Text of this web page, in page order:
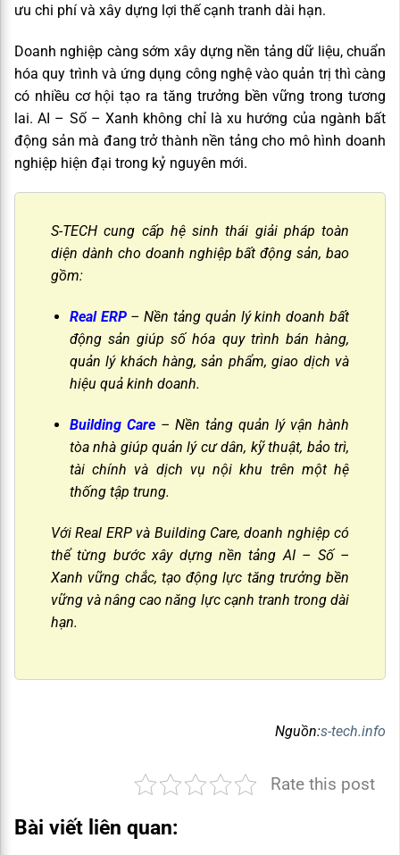
ưu chi phí và xây dựng lợi thế cạnh tranh dài hạn.
Doanh nghiệp càng sớm xây dựng nền tảng dữ liệu, chuẩn
hóa quy trình và ứng dụng công nghệ vào quản trị thì càng
có nhiều cơ hội tạo ra tăng trưởng bền vững trong tương
lai. AI – Số – Xanh không chỉ là xu hướng của ngành bất
động sản mà đang trở thành nền tảng cho mô hình doanh
nghiệp hiện đại trong kỷ nguyên mới.
S-TECH cung cấp hệ sinh thái giải pháp toàn
diện dành cho doanh nghiệp bất động sản, bao
gồm:
Real ERP– Nền tảng quản lý kinh doanh bất
động sản giúp số hóa quy trình bán hàng,
quản lý khách hàng, sản phẩm, giao dịch và
hiệu quả kinh doanh.
Building Care– Nền tảng quản lý vận hành
tòa nhà giúp quản lý cư dân, kỹ thuật, bảo trì,
tài chính và dịch vụ nội khu trên một hệ
thống tập trung.
Với Real ERP và Building Care, doanh nghiệp có
thể từng bước xây dựng nền tảng AI – Số –
Xanh vững chắc, tạo động lực tăng trưởng bền
vững và nâng cao năng lực cạnh tranh trong dài
hạn.
Nguồn:s-tech.info
Rate this post
Bài viết liên quan: